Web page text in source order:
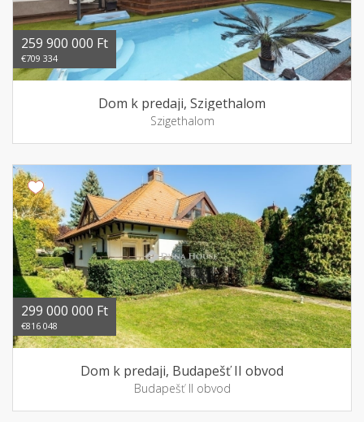
259 900 000 Ft
€709 334
Dom k predaji, Szigethalom
Szigethalom
299 000 000 Ft
€816 048
Dom k predaji, Budapešť II obvod
Budapešť II obvod